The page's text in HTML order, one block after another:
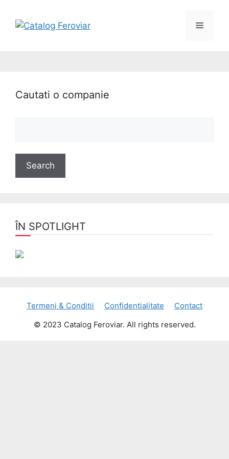
Cautati o companie
ÎN SPOTLIGHT
Termeni & Conditii Confidentialitate
Contact
© 2023 Catalog Feroviar. All rights reserved.